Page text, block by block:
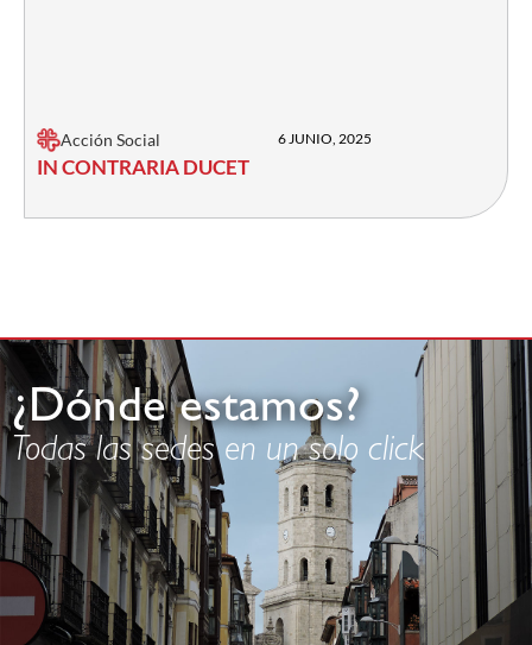
Acción Social 6 JUNIO, 2025
IN CONTRARIA DUCET
¿Dónde estamos?
Todas las sedes en un solo click